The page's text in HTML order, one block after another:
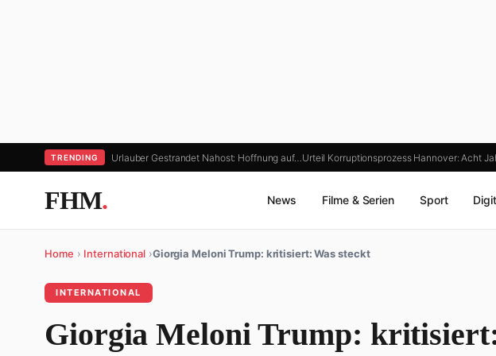
TRENDING Urlauber Gestrandet Nahost: Hoffnung auf… Urteil Korruptionsprozess Hannover: Acht
FHM. News Filme & Serien Sport
Home › International ›Giorgia Meloni Trump: kritisiert: Was steckt
INTERNATIONAL
Giorgia Meloni Trump: